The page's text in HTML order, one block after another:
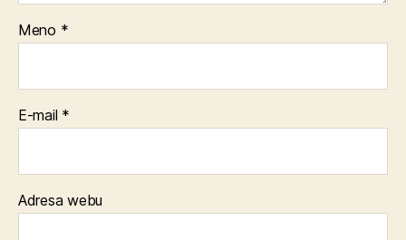
Meno *
E-mail *
Adresa webu